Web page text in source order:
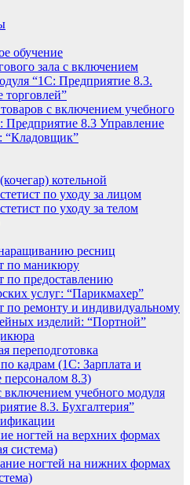
обучение
зала с включением
“1С: Предприятие 8.3.
торговлей”
с включением учебного
Предприятие 8.3 Управление
“Кладовщик”
котельной
по уходу за лицом
по уходу за телом
ресниц
по маникюру
по предоставлению
услуг: “Парикмахер”
по ремонту и индивидуальному
изделий: “Портной”
переподготовка
кадрам (1С: Зарплата и
персоналом 8.3)
включением учебного модуля
8.3. Бухгалтерия”
ногтей на верхних формах
система)
ногтей на нижних формах